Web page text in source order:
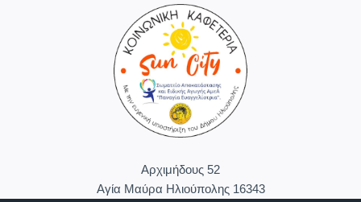
Aρχιμήδους 52
Αγία Μαύρα Ηλιούπολης 16343